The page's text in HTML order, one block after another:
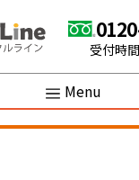
受付時間
Menu